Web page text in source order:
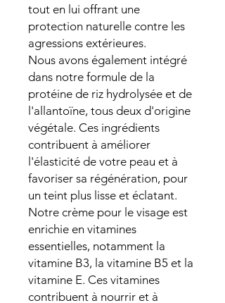
tout en lui offrant une
protection naturelle contre les
agressions extérieures.
Nous avons également intégré
dans notre formule de la
protéine de riz hydrolysée et de
l'allantoïne, tous deux d'origine
végétale. Ces ingrédients
contribuent à améliorer
l'élasticité de votre peau et à
favoriser sa régénération, pour
un teint plus lisse et éclatant.
Notre crème pour le visage est
enrichie en vitamines
essentielles, notamment la
vitamine B3, la vitamine B5 et la
vitamine E. Ces vitamines
contribuent à nourrir et à